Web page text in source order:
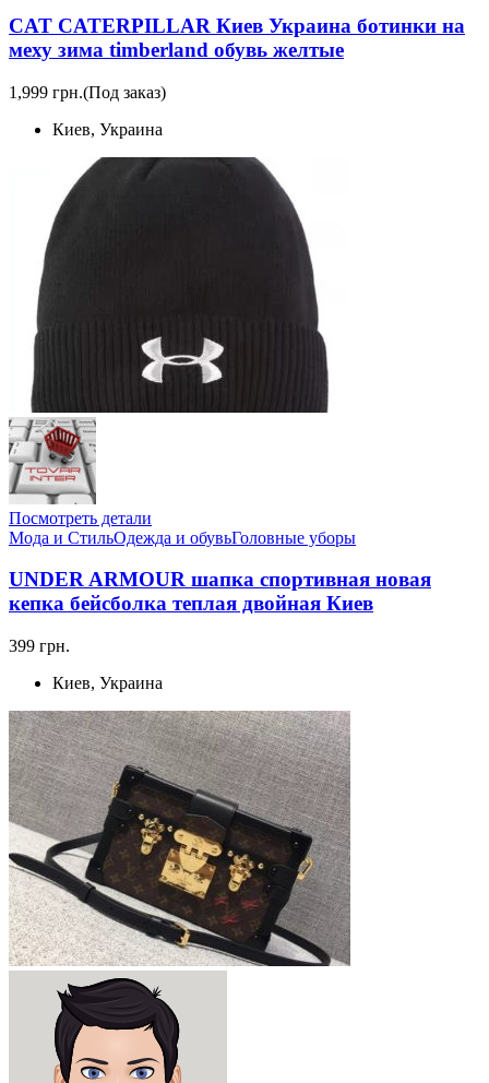
CAT CATERPILLAR Киев Украина ботинки на
меху зима timberland обувь желтые
1,999 грн.(Под заказ)
Киев, Украина
Посмотреть детали
Мода и СтильОдежда и обувьГоловные уборы
UNDER ARMOUR шапка спортивная новая
кепка бейсболка теплая двойная Киев
399 грн.
Киев, Украина